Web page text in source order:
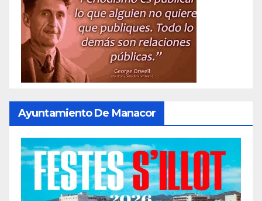
Ayuntamiento De Manacor